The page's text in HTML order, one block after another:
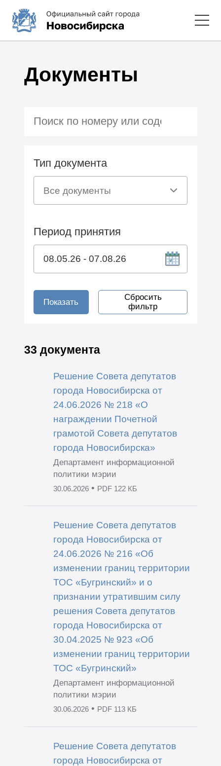
Документы
Тип документа
Период принятия
Показать
Сбросить
фильтр
33 документа
Решение Совета депутатов
города Новосибирска от
24.06.2026 № 218 «О
награждении Почетной
грамотой Совета депутатов
города Новосибирска»
Департамент информационной
политики мэрии
30.06.2026• PDF 122 КБ
Решение Совета депутатов
города Новосибирска от
24.06.2026 № 216 «Об
изменении границ территории
ТОС «Бугринский» и о
признании утратившим силу
решения Совета депутатов
города Новосибирска от
30.04.2025 № 923 «Об
изменении границ территории
ТОС «Бугринский»
Департамент информационной
политики мэрии
30.06.2026• PDF 113 КБ
Решение Совета депутатов
города Новосибирска от